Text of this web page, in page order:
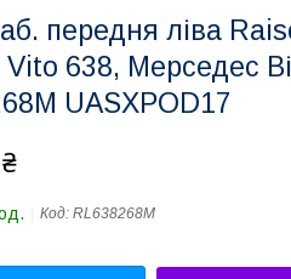
передня ліва
638, Мерседес
UASXPOD17
Код: RL638268M